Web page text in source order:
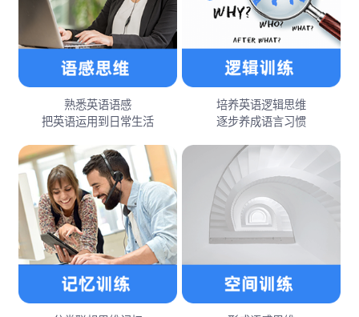
熟悉英语语感
把英语运用到日常生活
培养英语逻辑思维
逐步养成语言习惯